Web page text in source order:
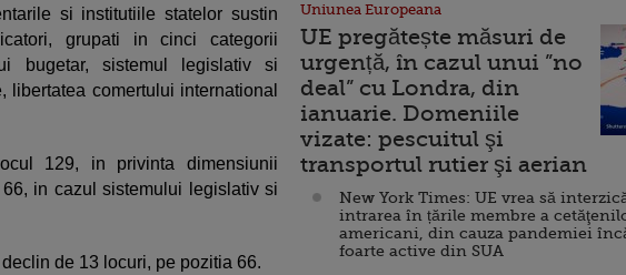
si institutiile statelor sustin
grupati in cinci categorii
bugetar, sistemul legislativ si
comertului international
129, in privinta dimensiunii
in cazul sistemului legislativ si
de 13 locuri, pe pozitia 66.
Uniunea Europeana
UE pregătește măsuri de
urgență, în cazul unui ”no
deal” cu Londra, din
ianuarie. Domeniile
vizate: pescuitul şi
transportul rutier şi aerian
New York Times: UE vrea să
intrarea în țările membre a
americani, din cauza pandemiei
foarte active din SUA